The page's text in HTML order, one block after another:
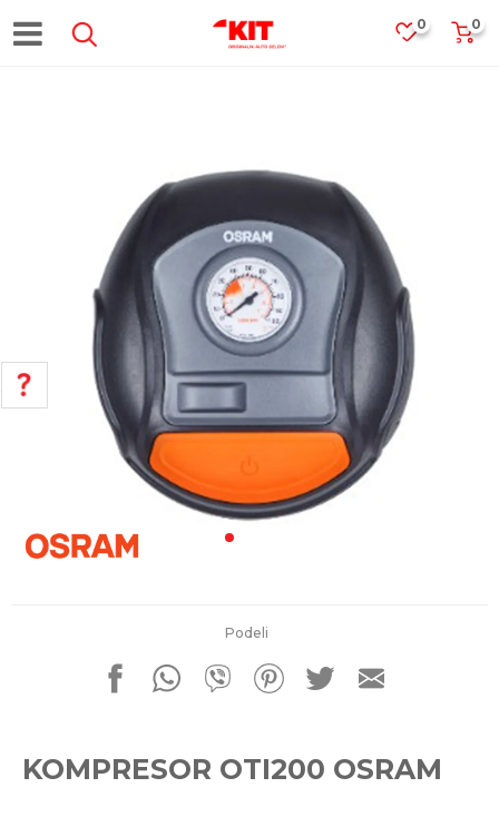
0
0
Podeli
KOMPRESOR OTI200 OSRAM
POMOĆ PRI KUPOVINI
Za više informacija, pomoć i
porudžbine
011 4427900
Pišite nam
office@kitcommerce.rs